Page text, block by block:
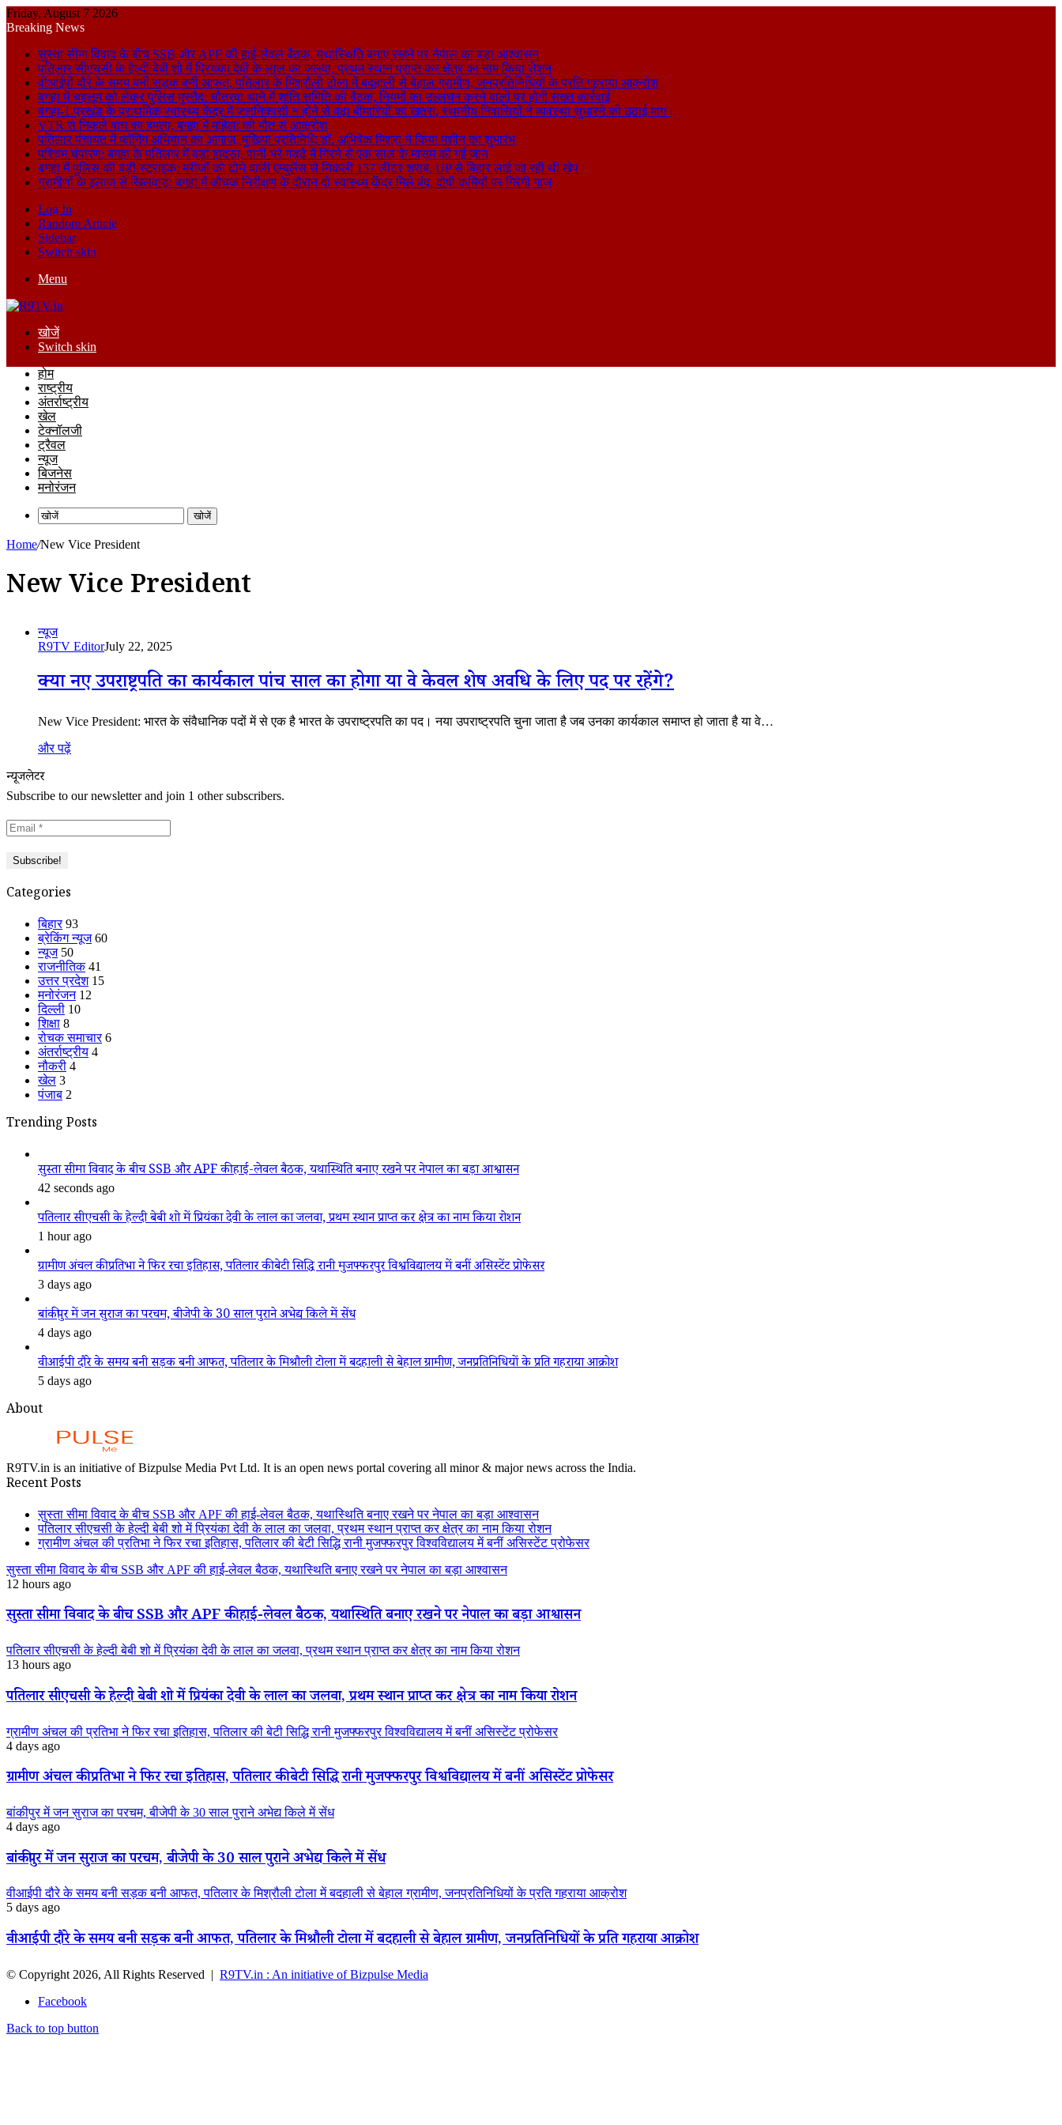
Friday, August 7 2026
Breaking News
सुस्ता सीमा विवाद के बीच SSB और APF की हाई-लेवल बैठक, यथास्थिति बनाए रखने पर नेपाल का बड़ा आश्वासन
पतिलार सीएचसी के हेल्दी बेबी शो में प्रियंका देवी के लाल का जलवा, प्रथम स्थान प्राप्त कर क्षेत्र का नाम किया रोशन
वीआईपी दौरे के समय बनी सड़क बनी आफत, पतिलार के मिश्रौली टोला में बदहाली से बेहाल ग्रामीण, जनप्रतिनिधियों के प्रति गहराया आक्रोश
बगहा में चहलूम को लेकर पुलिस मुस्तैद: चौतरवा थाने में शांति समिति की बैठक, नियमों का उल्लंघन करने वालों पर होगी सख्त कार्रवाई
बगहा-1 प्रखंड के प्राथमिक स्वास्थ्य केंद्र में जलनिकासी न होने से बढ़ा बीमारियों का खतरा, स्थानीय निवासियों ने व्यवस्था सुधारने की उठाई मांग।
VTR से निकले बाघ का हमला, बगहा में महिला की मौत से आक्रोश
पतिलार पंचायत में फॉगिंग अभियान का आगाज, मुखिया प्रतिनिधि डॉ. अभिषेक मिश्रा ने किया मशीन का शुभारंभ
पश्चिम चंपारण: बगहा के पतिलार में बड़ा हादसा, पानी भरे गड्ढे में गिरने से एक साल के मासूम की गई जान
बगहा में पुलिस की बड़ी स्ट्राइक: मरीजों को ढोने वाली एम्बुलेंस से निकली 157 लीटर शराब, UP से बिहार लाई जा रही थी खेप
ग्रामीणों के इलाज से खिलवाड़: बगहा में औचक निरीक्षण के दौरान दो स्वास्थ्य केंद्र मिले बंद, दोषी कर्मियों पर गिरेगी गाज
Log In
Random Article
Sidebar
Switch skin
Menu
खोजें
Switch skin
होम
राष्ट्रीय
अंतर्राष्ट्रीय
खेल
टेक्नॉलजी
ट्रैवल
न्यूज
बिजनेस
मनोरंजन
खोजें
Home/New Vice President
New Vice President
न्यूज
R9TV EditorJuly 22, 2025
क्या नए उपराष्ट्रपति का कार्यकाल पांच साल का होगा या वे केवल शेष अवधि के लिए पद पर रहेंगे?
New Vice President: भारत के संवैधानिक पदों में से एक है भारत के उपराष्ट्रपति का पद। नया उपराष्ट्रपति चुना जाता है जब उनका कार्यकाल समाप्त हो जाता है या वे…
और पढ़ें
न्यूजलेटर
Subscribe to our newsletter and join 1 other subscribers.
Categories
बिहार 93
ब्रेकिंग न्यूज 60
न्यूज 50
राजनीतिक 41
उत्तर प्रदेश 15
मनोरंजन 12
दिल्ली 10
शिक्षा 8
रोचक समाचार 6
अंतर्राष्ट्रीय 4
नौकरी 4
खेल 3
पंजाब 2
Trending Posts
सुस्ता सीमा विवाद के बीच SSB और APF की हाई-लेवल बैठक, यथास्थिति बनाए रखने पर नेपाल का बड़ा आश्वासन
42 seconds ago
पतिलार सीएचसी के हेल्दी बेबी शो में प्रियंका देवी के लाल का जलवा, प्रथम स्थान प्राप्त कर क्षेत्र का नाम किया रोशन
1 hour ago
ग्रामीण अंचल की प्रतिभा ने फिर रचा इतिहास, पतिलार की बेटी सिद्धि रानी मुजफ्फरपुर विश्वविद्यालय में बनीं असिस्टेंट प्रोफेसर
3 days ago
बांकीपुर में जन सुराज का परचम, बीजेपी के 30 साल पुराने अभेद्य किले में सेंध
4 days ago
वीआईपी दौरे के समय बनी सड़क बनी आफत, पतिलार के मिश्रौली टोला में बदहाली से बेहाल ग्रामीण, जनप्रतिनिधियों के प्रति गहराया आक्रोश
5 days ago
About
R9TV.in is an initiative of Bizpulse Media Pvt Ltd. It is an open news portal covering all minor & major news across the India.
Recent Posts
सुस्ता सीमा विवाद के बीच SSB और APF की हाई-लेवल बैठक, यथास्थिति बनाए रखने पर नेपाल का बड़ा आश्वासन
पतिलार सीएचसी के हेल्दी बेबी शो में प्रियंका देवी के लाल का जलवा, प्रथम स्थान प्राप्त कर क्षेत्र का नाम किया रोशन
ग्रामीण अंचल की प्रतिभा ने फिर रचा इतिहास, पतिलार की बेटी सिद्धि रानी मुजफ्फरपुर विश्वविद्यालय में बनीं असिस्टेंट प्रोफेसर
सुस्ता सीमा विवाद के बीच SSB और APF की हाई-लेवल बैठक, यथास्थिति बनाए रखने पर नेपाल का बड़ा आश्वासन
12 hours ago
सुस्ता सीमा विवाद के बीच SSB और APF की हाई-लेवल बैठक, यथास्थिति बनाए रखने पर नेपाल का बड़ा आश्वासन
पतिलार सीएचसी के हेल्दी बेबी शो में प्रियंका देवी के लाल का जलवा, प्रथम स्थान प्राप्त कर क्षेत्र का नाम किया रोशन
13 hours ago
पतिलार सीएचसी के हेल्दी बेबी शो में प्रियंका देवी के लाल का जलवा, प्रथम स्थान प्राप्त कर क्षेत्र का नाम किया रोशन
ग्रामीण अंचल की प्रतिभा ने फिर रचा इतिहास, पतिलार की बेटी सिद्धि रानी मुजफ्फरपुर विश्वविद्यालय में बनीं असिस्टेंट प्रोफेसर
4 days ago
ग्रामीण अंचल की प्रतिभा ने फिर रचा इतिहास, पतिलार की बेटी सिद्धि रानी मुजफ्फरपुर विश्वविद्यालय में बनीं असिस्टेंट प्रोफेसर
बांकीपुर में जन सुराज का परचम, बीजेपी के 30 साल पुराने अभेद्य किले में सेंध
4 days ago
बांकीपुर में जन सुराज का परचम, बीजेपी के 30 साल पुराने अभेद्य किले में सेंध
वीआईपी दौरे के समय बनी सड़क बनी आफत, पतिलार के मिश्रौली टोला में बदहाली से बेहाल ग्रामीण, जनप्रतिनिधियों के प्रति गहराया आक्रोश
5 days ago
वीआईपी दौरे के समय बनी सड़क बनी आफत, पतिलार के मिश्रौली टोला में बदहाली से बेहाल ग्रामीण, जनप्रतिनिधियों के प्रति गहराया आक्रोश
© Copyright 2026, All Rights Reserved | R9TV.in : An initiative of Bizpulse Media
Facebook
Back to top button